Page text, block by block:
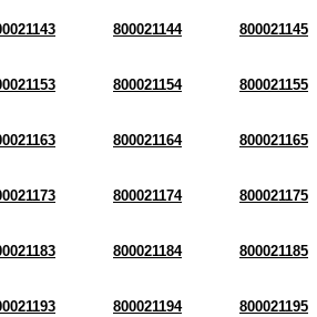
800021144 800021145
800021154 800021155
800021164 800021165
800021174 800021175
800021184 800021185
800021194 800021195